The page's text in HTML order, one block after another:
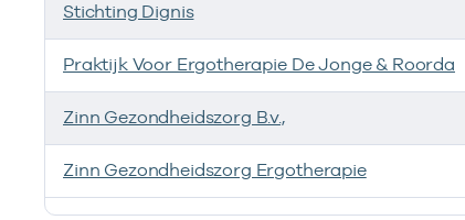
Ik heb een arbeidsrelatie met
Stichting Dignis
Praktijk Voor Ergotherapie De Jonge & Roorda
Zinn Gezondheidszorg B.v.,
Zinn Gezondheidszorg Ergotherapie